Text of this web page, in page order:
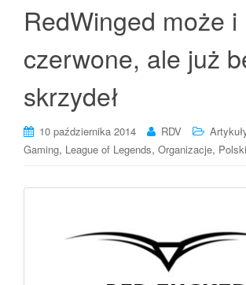
RedWinged może i
czerwone, ale już
skrzydeł
10 października 2014 RDV
Gaming, League of Legends, Organizacje,